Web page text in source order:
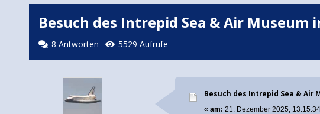
Besuch des Intrepid Sea & Air Museum
8 Antworten 5529 Aufrufe
Besuch des Intrepid Sea & Air
«am: 21. Dezember 2025,